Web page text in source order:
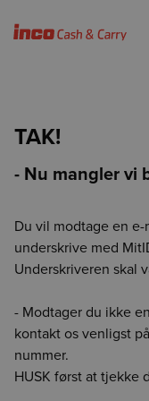
Vælg
TAK!
- Nu mangler vi
Du vil modtage en
underskrive med
Underskriveren skal
- Modtager du ikke
kontakt os venligst på
nummer.
HUSK først at tjekke
Der skete en fejl
Login udløbet
Din session er
lægge dine varer i
CO2e-beregner
Værdien angiver,
udledt ved
pågældende råvare.
Detaljevisning
Vælg
Enhed findes
Det er ikke længere
enheden null.
Vælg afdeling
For at vise indholdet på
BCA
Forrige